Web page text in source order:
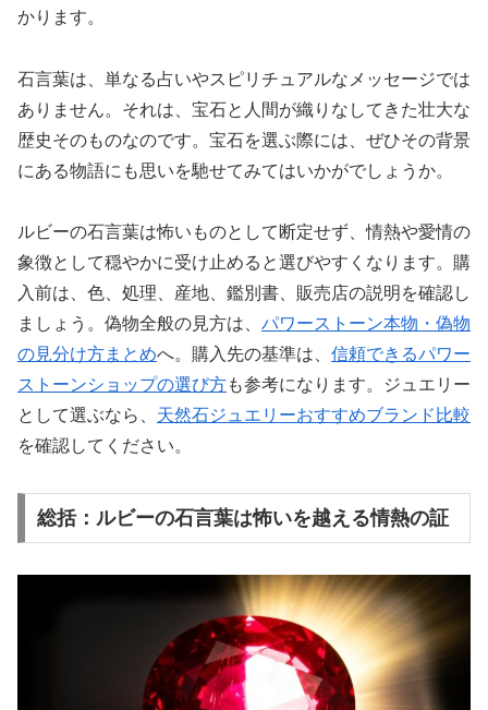
かります。
石言葉は、単なる占いやスピリチュアルなメッセージでは
ありません。それは、 宝石と人間が織りなしてきた壮大な
歴史そのものなのです。宝石を選ぶ際には、ぜひその背景
にある物語にも思いを馳せてみてはいかがでしょうか。
ルビーの石言葉は怖いものとして断定せず、情熱や愛情の
象徴として穏やかに受け止めると選びやすくなります。購
入前は、色、処理、産地、鑑別書、販売店の説明を確認し
ましょう。偽物全般の見方は、 パワーストーン本物・偽物
の見分け方まとめへ。購入先の基準は、 信頼できるパワー
ストーンショップの選び方も参考になります。ジュエリー
として選ぶなら、 天然石ジュエリーおすすめブランド比較
を確認してください。
総括：ルビーの石言葉は怖いを越える情熱の証